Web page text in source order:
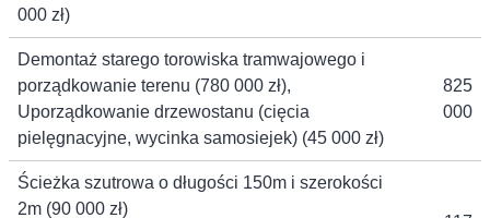
000 zł)
Demontaż starego torowiska tramwajowego i
porządkowanie terenu (780 000 zł),
Uporządkowanie drzewostanu (cięcia
pielęgnacyjne, wycinka samosiejek) (45 000 zł)
825
000
Ścieżka szutrowa o długości 150m i szerokości
2m (90 000 zł)